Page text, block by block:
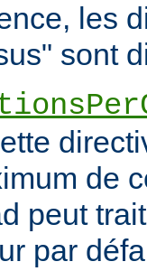
les
sont
de
peut
par